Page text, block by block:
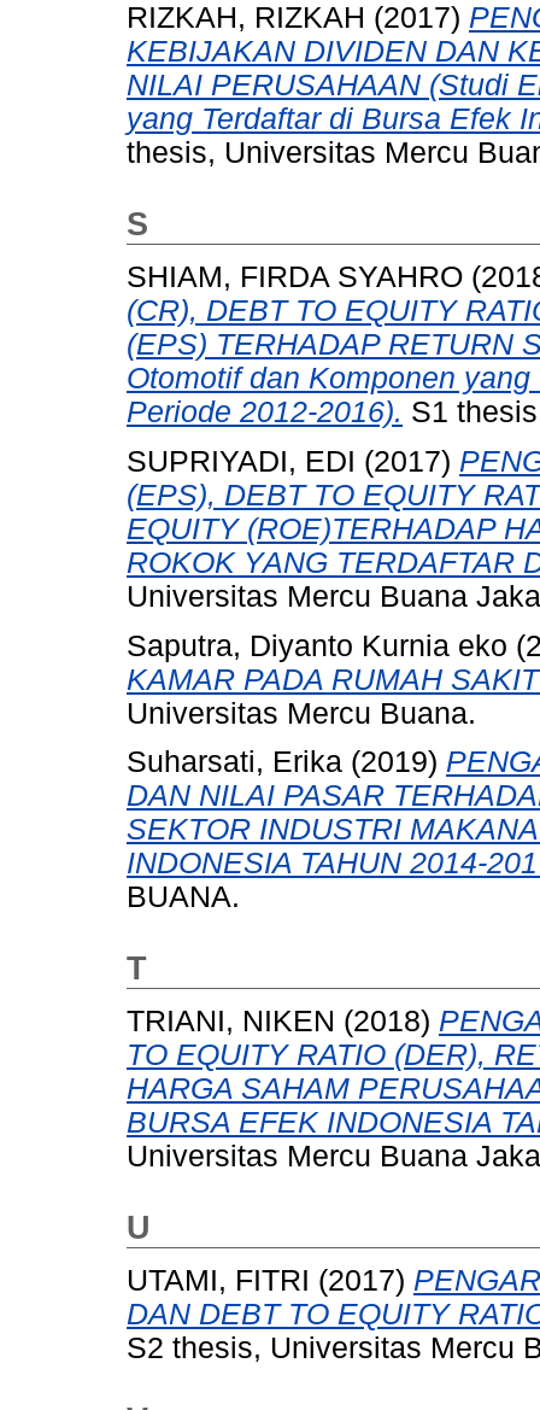
RIZKAH, RIZKAH (2017)
KEBIJAKAN DIVIDEN DAN
NILAI PERUSAHAAN (Studi
yang Terdaftar di Bursa Efek
thesis, Universitas Mercu
S
SHIAM, FIRDA SYAHRO
(CR), DEBT TO EQUITY
(EPS) TERHADAP RETURN
Otomotif dan Komponen
Periode 2012-2016). S1
SUPRIYADI, EDI (2017)
(EPS), DEBT TO EQUITY
EQUITY (ROE)TERHADAP
ROKOK YANG TERDAFTAR
Universitas Mercu Buana
Saputra, Diyanto Kurnia eko
KAMAR PADA RUMAH
Universitas Mercu Buana.
Suharsati, Erika (2019)
DAN NILAI PASAR
SEKTOR INDUSTRI
INDONESIA TAHUN 2014-
BUANA.
T
TRIANI, NIKEN (2018)
TO EQUITY RATIO (DER),
HARGA SAHAM
BURSA EFEK INDONESIA
Universitas Mercu Buana
U
UTAMI, FITRI (2017)
DAN DEBT TO EQUITY
S2 thesis, Universitas Mercu